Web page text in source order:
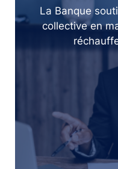
La Banque
collective en